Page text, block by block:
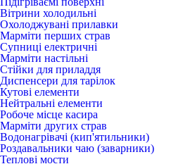
Вітрини холодильні
Охолоджувані прилавки
Марміти перших страв
Супниці електричні
Марміти настільні
Стійки для приладдя
Диспенсери для тарілок
Кутові елементи
Нейтральні елементи
Робоче місце касира
Марміти других страв
Водонагрівачі (кип'ятильники)
Роздавальники чаю (заварники)
Теплові мости